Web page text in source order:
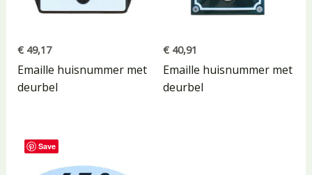
€49,17
Emaille huisnummer met
deurbel
€ 40,91
Emaille huisnummer met
deurbel
Save